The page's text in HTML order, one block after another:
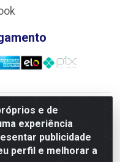
e de
experiência
publicidade
perfil e melhorar a
- Rua Antônio do
de Fatima - São
CNPJ 66.194.085/0001-